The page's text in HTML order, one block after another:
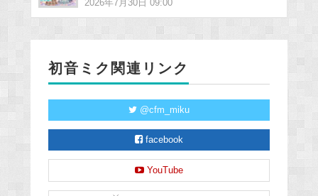
2026年7月30日 09:00
初音ミク関連リンク
@cfm_miku
facebook
YouTube